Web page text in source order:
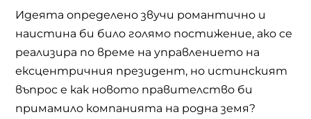
Идеята определено звучи романтично и
наистина би било голямо постижение, ако се
реализира по време на управлението на
ексцентричния президент, но истинският
въпрос е как новото правителство би
примамило компанията на родна земя?